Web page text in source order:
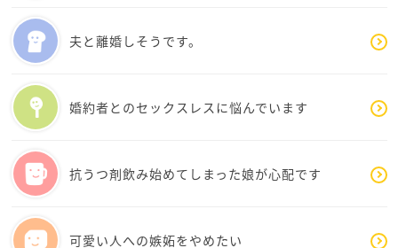
のも可能です。
お母さまに聞いて頂いたり、ご実家で休まれることは
良好な関係なのであれば親離れ、する必要があるので
しょうか？
いてよかったなと思っていますよ。
妊活も含めて旦那様とは今後のビジョンについて、や
ってほしいこと、気持ちなど
一度整理して話し合うのも良いかもしれません。
夫と離婚しそうです。
婚約者とのセックスレスに悩んでいます
抗うつ剤飲み始めてしまった娘が心配です
可愛い人への嫉妬をやめたい